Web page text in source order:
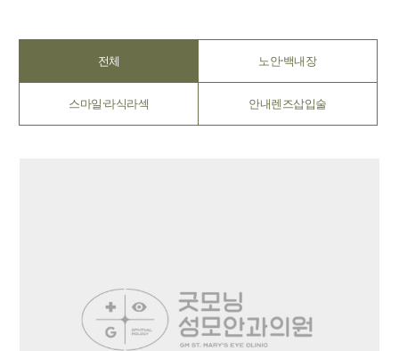
전체 노안·백내장
스마일·라식라섹 안내렌즈삽입술